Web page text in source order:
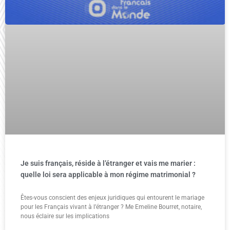
Je suis français, réside à l’étranger et vais me marier :
quelle loi sera applicable à mon régime matrimonial ?
Êtes-vous conscient des enjeux juridiques qui entourent le mariage
pour les Français vivant à l’étranger ? Me Emeline Bourret, notaire,
nous éclaire sur les implications